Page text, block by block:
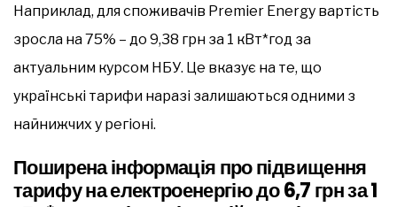
Наприклад, для споживачів Premier Energy вартість
зросла на 75% – до 9,38 грн за 1 кВт*год за
актуальним курсом НБУ. Це вказує на те, що
українські тарифи наразі залишаються одними з
найнижчих у регіоні.
Поширена інформація про підвищення
тарифу на електроенергію до 6,7 грн за 1